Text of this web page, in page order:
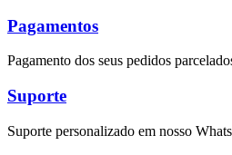
Pagamentos
Pagamento dos seus pedidos
Suporte
Suporte personalizado em nosso